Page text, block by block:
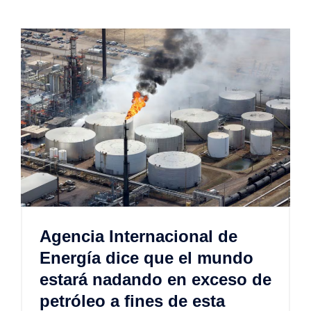
Agencia Internacional de
Energía dice que el mundo
estará nadando en exceso de
petróleo a fines de esta